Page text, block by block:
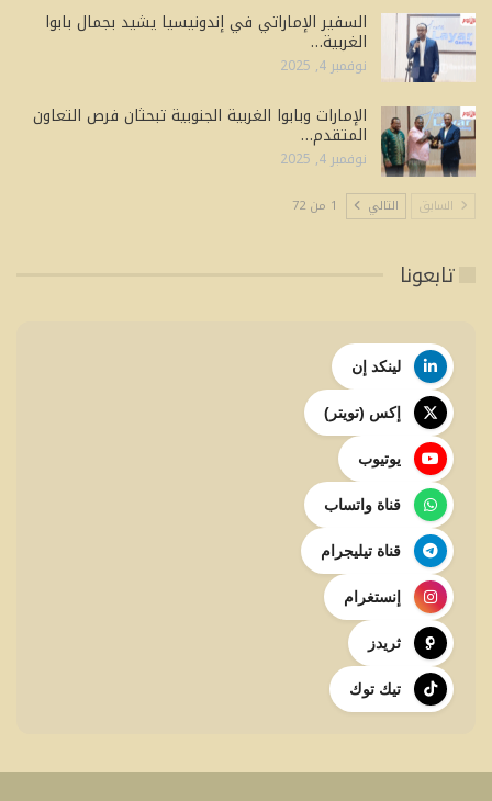
السفير الإماراتي في إندونيسيا يشيد بجمال بابوا
الغربية…
نوفمبر 4, 2025
الإمارات وبابوا الغربية الجنوبية تبحثان فرص التعاون
المتقدم…
نوفمبر 4, 2025
السابق التالي 1 من 72
تابعونا
لينكد إن
إكس (تويتر)
يوتيوب
قناة واتساب
قناة تيليجرام
إنستغرام
ثريدز
تيك توك